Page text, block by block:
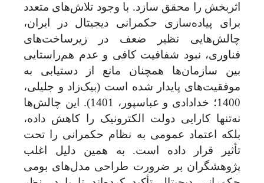
اثربخش را محقق سازد. با وجود تلاش‌های متعدد
برای پیاده‌سازی حکمرانی دیجیتال در ایران،
چالش‌هایی نظیر ضعف در زیرساخت‌های
فناوری، نبود شفافیت کافی و عدم هم‌راستایی
بین سازمان‌ها همچنان مانع از دستیابی به
موفقیت‌های پایدار شده است (بیک‌زاد و جلیلی،
1400؛ خدادادی و عباسپور، 1401). این چالش‌ها
نه‌تنها کارایی دولت الکترونیک را کاهش داده،
بلکه اعتماد عمومی به نظام حکمرانی را تحت
تأثیر قرار داده است. به همین دلیل اغلب
پژوهشگران بر ضرورت طراحی مدل‌های بومی